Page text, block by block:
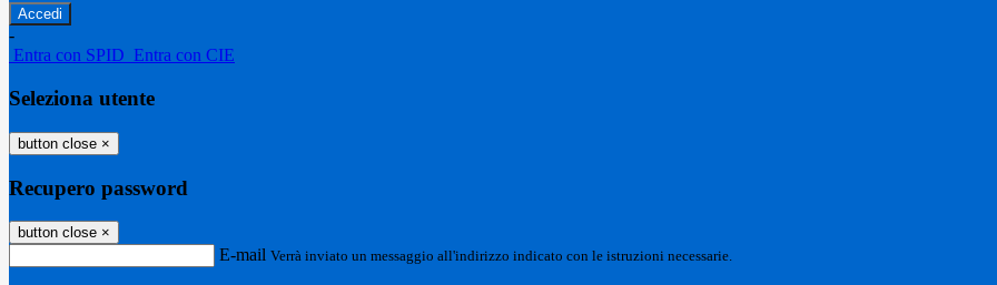
-
Entra con SPID Entra con CIE
Seleziona utente
button close ×
Recupero password
button close ×
E-mail Verrà inviato un messaggio all'indirizzo indicato con le istruzioni necessarie.